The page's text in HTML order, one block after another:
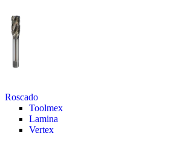
Roscado
Toolmex
Lamina
Vertex